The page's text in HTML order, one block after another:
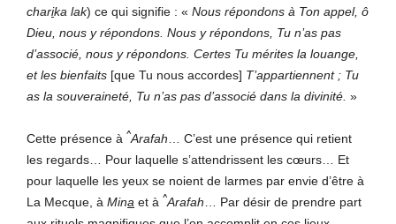
charika lak) ce qui signifie : « Nous répondons à Ton appel, ô
Dieu, nous y répondons. Nous y répondons, Tu n’as pas
d’associé, nous y répondons. Certes Tu mérites la louange,
et les bienfaits [que Tu nous accordes] T’appartiennent ; Tu
as la souveraineté, Tu n’as pas d’associé dans la divinité. »
Cette présence à ^Arafah … C’est une présence qui retient
les regards… Pour laquelle s’attendrissent les cœurs… Et
pour laquelle les yeux se noient de larmes par envie d’être à
La Mecque, à Mina et à ^Arafah … Par désir de prendre part